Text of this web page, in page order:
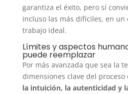
garantiza el éxito, pero sí
incluso las más difíciles, en un
trabajo ideal.
Límites y aspectos
puede reemplazar
Por más avanzada que sea la
dimensiones clave del proceso
la intuición, la autenticidad y